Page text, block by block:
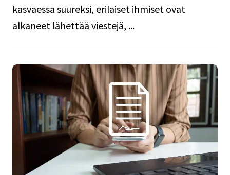
kasvaessa suureksi, erilaiset ihmiset ovat
alkaneet lähettää viestejä, ...